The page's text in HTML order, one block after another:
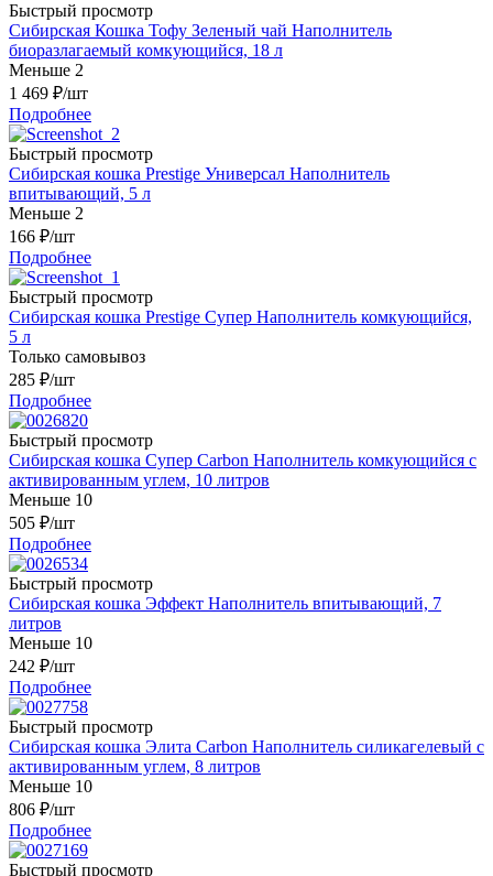
Быстрый просмотр
Сибирская Кошка Тофу Зеленый чай Наполнитель
биоразлагаемый комкующийся, 18 л
Меньше 2
1 469 ₽/шт
Подробнее
Быстрый просмотр
Сибирская кошка Prestige Универсал Наполнитель
впитывающий, 5 л
Меньше 2
166 ₽/шт
Подробнее
Быстрый просмотр
Сибирская кошка Prestige Супер Наполнитель комкующийся,
5 л
Только самовывоз
285 ₽/шт
Подробнее
Быстрый просмотр
Сибирская кошка Супер Carbon Наполнитель комкующийся с
активированным углем, 10 литров
Меньше 10
505 ₽/шт
Подробнее
Быстрый просмотр
Сибирская кошка Эффект Наполнитель впитывающий, 7
литров
Меньше 10
242 ₽/шт
Подробнее
Быстрый просмотр
Сибирская кошка Элита Carbon Наполнитель силикагелевый с
активированным углем, 8 литров
Меньше 10
806 ₽/шт
Подробнее
Быстрый просмотр